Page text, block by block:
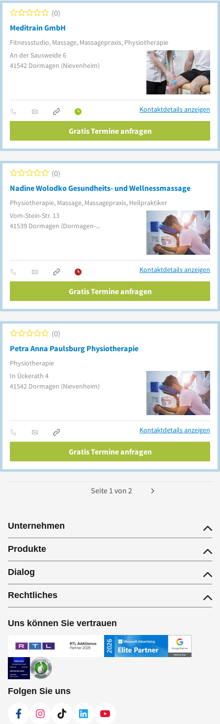
Meditrain GmbH
Fitnessstudio, Massage, Massagepraxis, Physiotherapie
0
An der Sausweide 6
41542 Dormagen (Nievenheim)
Kontaktdetails anzeigen
Gratis Termine anfragen
Nadine Wolodko Gesundheits- und Wellnessmassage
Physiotherapie, Massage, Massagepraxis, Heilpraktiker
0
Vom-Stein-Str. 13
41539 Dormagen (Dormagen-Mitte)
Kontaktdetails anzeigen
Gratis Termine anfragen
Petra Anna Paulsburg Physiotherapie
Physiotherapie
0
In Ückerath 4
41542 Dormagen (Nievenheim)
Kontaktdetails anzeigen
Gratis Termine anfragen
Seite 1 von 2
Unternehmen
Produkte
Dialog
Rechtliches
Uns können Sie vertrauen
Folgen Sie uns